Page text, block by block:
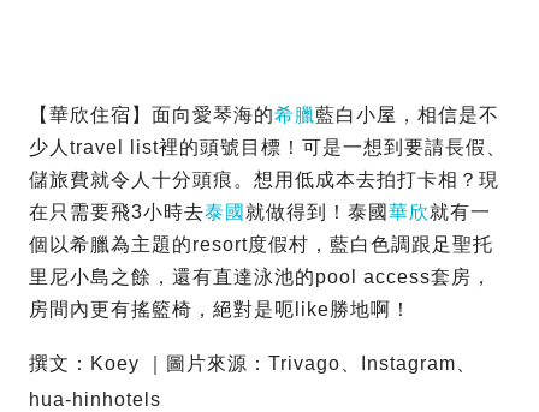
【華欣住宿】面向愛琴海的希臘藍白小屋，相信是不
少人travel list裡的頭號目標！可是一想到要請長假、
儲旅費就令人十分頭痕。想用低成本去拍打卡相？現
在只需要飛3小時去泰國 就做得到！泰國 華欣就有一
個以希臘為主題的resort度假村，藍白色調跟足聖托
里尼小島之餘，還有直達泳池的pool access套房，
房間內更有搖籃椅，絕對是呃like勝地啊！
撰文：Koey ｜圖片來源：Trivago、Instagram、
hua-hinhotels